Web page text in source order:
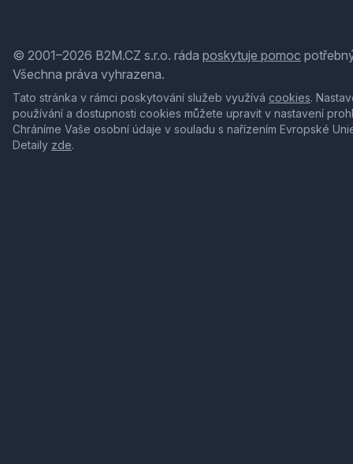
© 2001–2026 B2M.CZ s.r.o. ráda poskytuje pomoc
Všechna práva vyhrazena.
Tato stránka v rámci poskytování služeb využívá cookies.
používání a dostupnosti cookies můžete upravit v nastavení
Chráníme Vaše osobní údaje v souladu s nařízením Evropské
Detaily zde.